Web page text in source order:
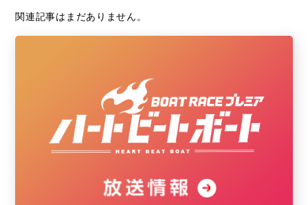
関連記事はまだありません。